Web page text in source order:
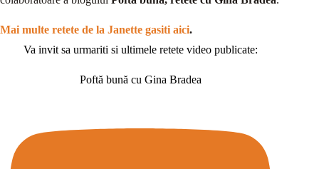
Mai multe retete de la Janette gasiti aici.
Va invit sa urmariti si ultimele retete video publicate:
Poftă bună cu Gina Bradea